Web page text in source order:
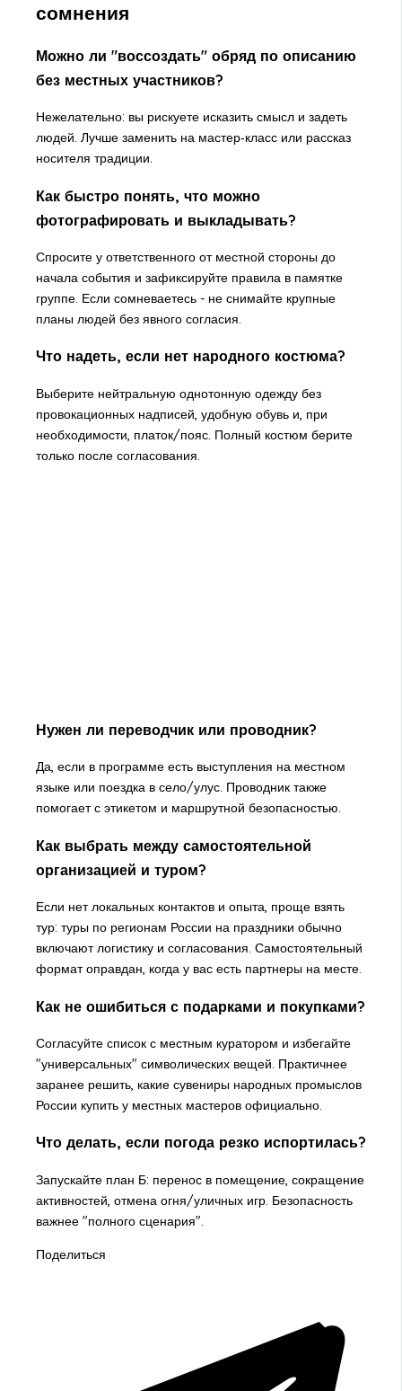
сомнения
Можно ли "воссоздать" обряд по описанию
без местных участников?
Нежелательно: вы рискуете исказить смысл и задеть
людей. Лучше заменить на мастер‑класс или рассказ
носителя традиции.
Как быстро понять, что можно
фотографировать и выкладывать?
Спросите у ответственного от местной стороны до
начала события и зафиксируйте правила в памятке
группе. Если сомневаетесь - не снимайте крупные
планы людей без явного согласия.
Что надеть, если нет народного костюма?
Выберите нейтральную однотонную одежду без
провокационных надписей, удобную обувь и, при
необходимости, платок/пояс. Полный костюм берите
только после согласования.
Нужен ли переводчик или проводник?
Да, если в программе есть выступления на местном
языке или поездка в село/улус. Проводник также
помогает с этикетом и маршрутной безопасностью.
Как выбрать между самостоятельной
организацией и туром?
Если нет локальных контактов и опыта, проще взять
тур: туры по регионам России на праздники обычно
включают логистику и согласования. Самостоятельный
формат оправдан, когда у вас есть партнеры на месте.
Как не ошибиться с подарками и покупками?
Согласуйте список с местным куратором и избегайте
"универсальных" символических вещей. Практичнее
заранее решить, какие сувениры народных промыслов
России купить у местных мастеров официально.
Что делать, если погода резко испортилась?
Запускайте план Б: перенос в помещение, сокращение
активностей, отмена огня/уличных игр. Безопасность
важнее "полного сценария".
Поделиться